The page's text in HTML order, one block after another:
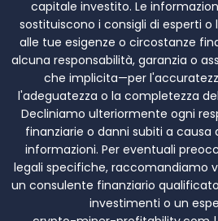
capitale investito. Le
sostituiscono i consigli di esperti o
alle tue esigenze o circostanze
alcuna responsabilità, garanzia o
che implicita—per
l'adeguatezza o la completezza
Decliniamo ulteriormente ogni
finanziarie o danni subiti a causa
informazioni. Per eventuali
legali specifiche, raccomandiamo
un consulente finanziario
investimenti o un